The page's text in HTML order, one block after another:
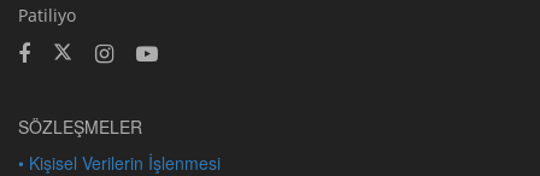
Patiliyo
SÖZLEŞMELER
• Kişisel Verilerin İşlenmesi